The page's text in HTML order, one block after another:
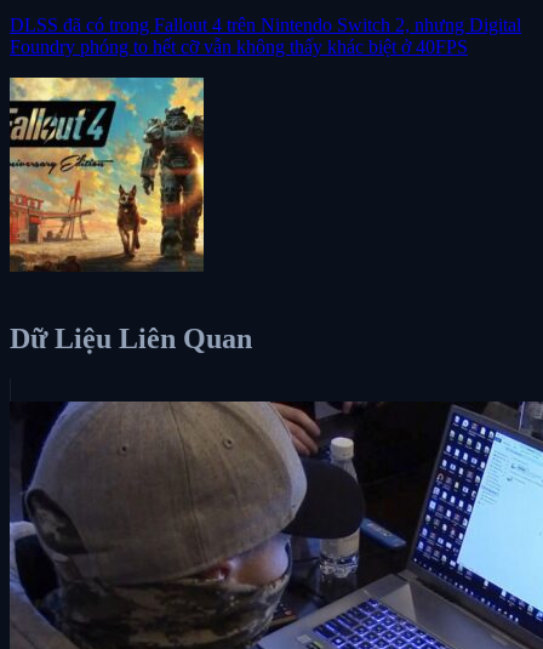
DLSS đã có trong Fallout 4 trên Nintendo Switch 2, nhưng Digital
Foundry phóng to hết cỡ vẫn không thấy khác biệt ở 40FPS
Dữ Liệu Liên Quan